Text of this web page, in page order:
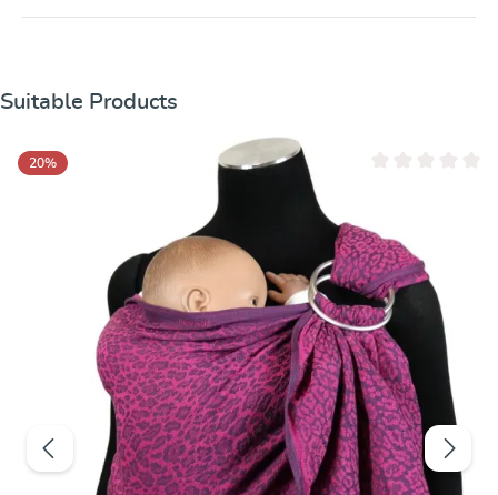
Salta la galleria dei prodotti
Suitable Products
20%